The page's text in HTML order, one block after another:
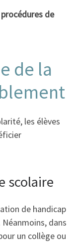
de
de la
les élèves
scolaire
de handicap
dans
un collège ou